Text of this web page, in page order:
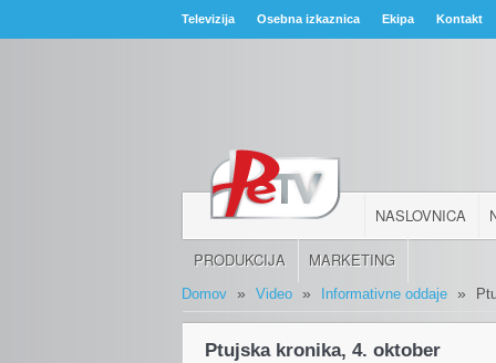
Televizija Osebna izkaznica Ekipa Kontakt
NASLOVNICA
PRODUKCIJA MARKETING
Domov » Video » Informativne oddaje »
Ptujska kronika, 4. oktober